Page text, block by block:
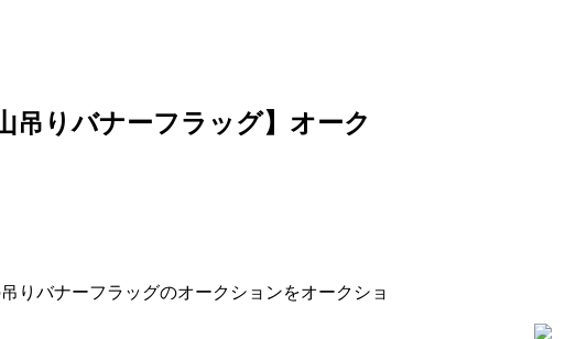
吊りバナーフラッグ】オーク
りバナーフラッグのオークションをオークショ